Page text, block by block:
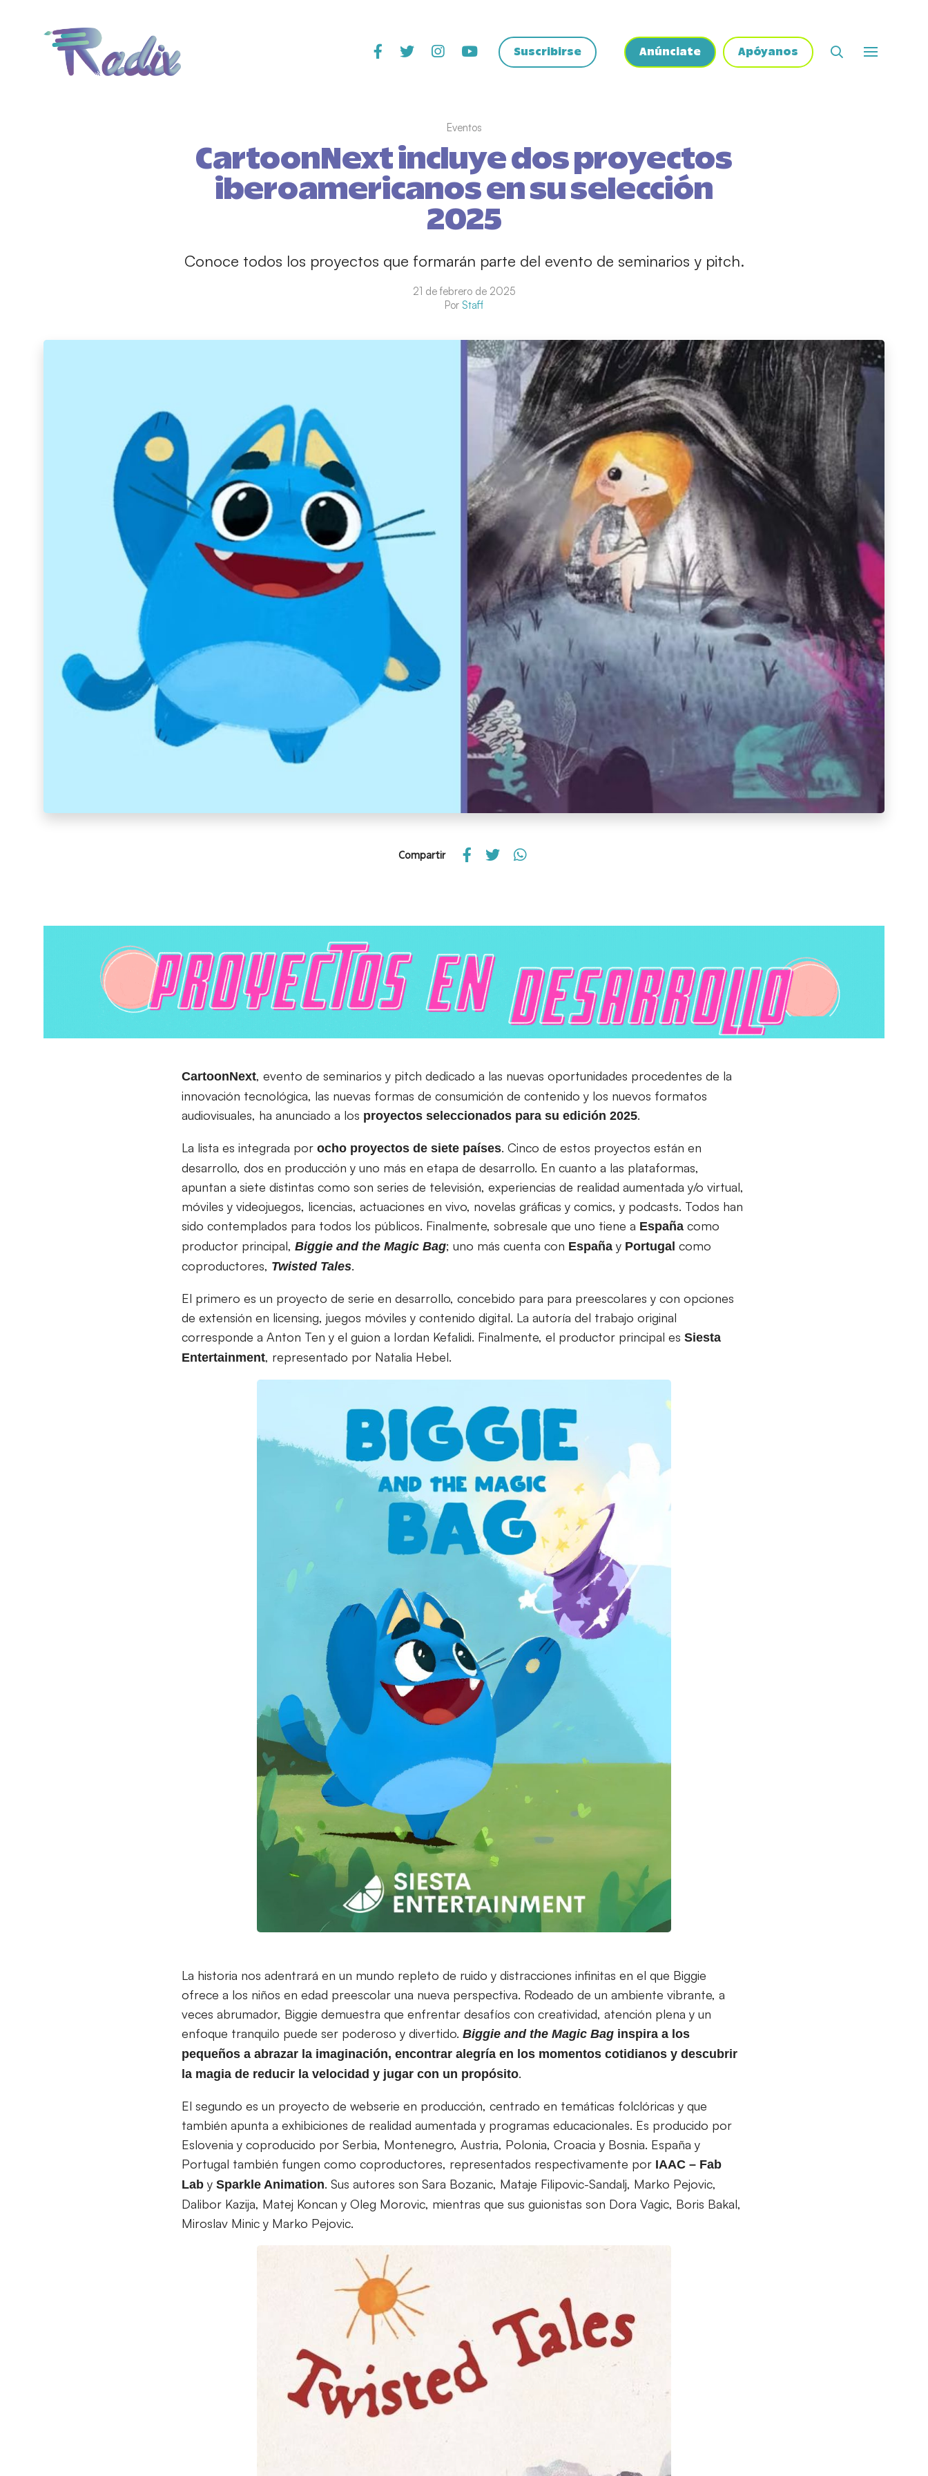
Suscribirse Anúnciate Apóyanos
Eventos
CartoonNext incluye dos proyectos
iberoamericanos en su selección
2025
Conoce todos los proyectos que formarán parte del evento de seminarios y pitch.
21 de febrero de 2025
Por Staff
Compartir
CartoonNext, evento de seminarios y pitch dedicado a las nuevas oportunidades procedentes de la
innovación tecnológica, las nuevas formas de consumición de contenido y los nuevos formatos
audiovisuales, ha anunciado a los proyectos seleccionados para su edición 2025.
La lista es integrada por ocho proyectos de siete países. Cinco de estos proyectos están en
desarrollo, dos en producción y uno más en etapa de desarrollo. En cuanto a las plataformas,
apuntan a siete distintas como son series de televisión, experiencias de realidad aumentada y/o virtual,
móviles y videojuegos, licencias, actuaciones en vivo, novelas gráficas y comics, y podcasts. Todos han
sido contemplados para todos los públicos. Finalmente, sobresale que uno tiene a España como
productor principal, Biggie and the Magic Bag; uno más cuenta con España y Portugal como
coproductores, Twisted Tales.
El primero es un proyecto de serie en desarrollo, concebido para para preescolares y con opciones
de extensión en licensing, juegos móviles y contenido digital. La autoría del trabajo original
corresponde a Anton Ten y el guion a Iordan Kefalidi. Finalmente, el productor principal es Siesta
Entertainment, representado por Natalia Hebel.
La historia nos adentrará en un mundo repleto de ruido y distracciones infinitas en el que Biggie
ofrece a los niños en edad preescolar una nueva perspectiva. Rodeado de un ambiente vibrante, a
veces abrumador, Biggie demuestra que enfrentar desafíos con creatividad, atención plena y un
enfoque tranquilo puede ser poderoso y divertido. Biggie and the Magic Bag inspira a los
pequeños a abrazar la imaginación, encontrar alegría en los momentos cotidianos y descubrir
la magia de reducir la velocidad y jugar con un propósito.
El segundo es un proyecto de webserie en producción, centrado en temáticas folclóricas y que
también apunta a exhibiciones de realidad aumentada y programas educacionales. Es producido por
Eslovenia y coproducido por Serbia, Montenegro, Austria, Polonia, Croacia y Bosnia. España y
Portugal también fungen como coproductores, representados respectivamente por IAAC – Fab
Lab y Sparkle Animation. Sus autores son Sara Bozanic, Mataje Filipovic-Sandalj, Marko Pejovic,
Dalibor Kazija, Matej Koncan y Oleg Morovic, mientras que sus guionistas son Dora Vagic, Boris Bakal,
Miroslav Minic y Marko Pejovic.